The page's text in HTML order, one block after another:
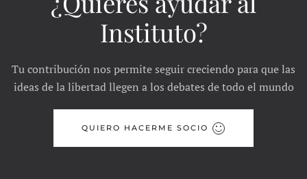
Instituto?
Tu contribución nos permite seguir creciendo para que las
ideas de la libertad llegen a los debates de todo el mundo
QUIERO HACERME SOCIO